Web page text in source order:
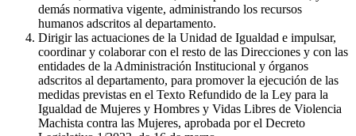
demás normativa vigente, administrando los recursos
humanos adscritos al departamento.
Dirigir las actuaciones de la Unidad de Igualdad e impulsar,
coordinar y colaborar con el resto de las Direcciones y con las
entidades de la Administración Institucional y órganos
adscritos al departamento, para promover la ejecución de las
medidas previstas en el Texto Refundido de la Ley para la
Igualdad de Mujeres y Hombres y Vidas Libres de Violencia
Machista contra las Mujeres, aprobada por el Decreto